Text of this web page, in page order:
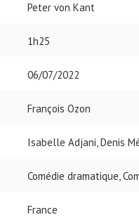
Peter von Kant
1h25
06/07/2022
François Ozon
Isabelle Adjani, Denis
Comédie dramatique,
France